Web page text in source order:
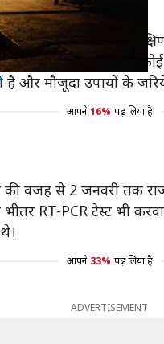
तरह का एक स्ट्रेन
या इस पर वैक्सीन का कोई
है और मौजूदा उपायों के
आपने 16% पढ़ लिया है
की वजह से 2 जनवरी तक
RT-PCR टेस्ट भी
आपने 33% पढ़ लिया है
ADVERTISEMENT